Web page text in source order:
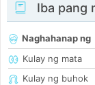
Iba pang
Naghahanap ng
Kulay ng mata
Kulay ng buhok